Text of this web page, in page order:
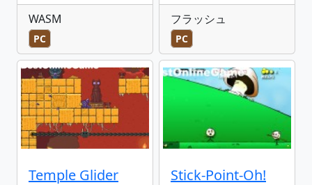
WASM
PC
フラッシュ
PC
Temple Glider
Stick-Point-Oh!